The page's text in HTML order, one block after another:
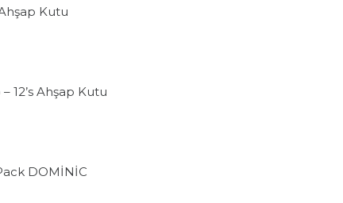
Kutu
12’s Ahşap Kutu
DOMİNİC